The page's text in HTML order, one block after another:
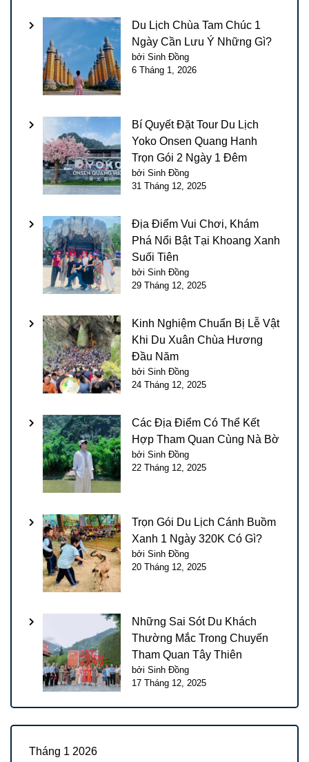
Du Lịch Chùa Tam Chúc 1
Ngày Cần Lưu Ý Những Gì?
bởi Sinh Đồng
6 Tháng 1, 2026
Bí Quyết Đặt Tour Du Lịch
Yoko Onsen Quang Hanh
Trọn Gói 2 Ngày 1 Đêm
bởi Sinh Đồng
31 Tháng 12, 2025
Địa Điểm Vui Chơi, Khám
Phá Nổi Bật Tại Khoang Xanh
Suối Tiên
bởi Sinh Đồng
29 Tháng 12, 2025
Kinh Nghiệm Chuẩn Bị Lễ Vật
Khi Du Xuân Chùa Hương
Đầu Năm
bởi Sinh Đồng
24 Tháng 12, 2025
Các Địa Điểm Có Thể Kết
Hợp Tham Quan Cùng Nà Bờ
bởi Sinh Đồng
22 Tháng 12, 2025
Trọn Gói Du Lịch Cánh Buồm
Xanh 1 Ngày 320K Có Gì?
bởi Sinh Đồng
20 Tháng 12, 2025
Những Sai Sót Du Khách
Thường Mắc Trong Chuyến
Tham Quan Tây Thiên
bởi Sinh Đồng
17 Tháng 12, 2025
Tháng 1 2026